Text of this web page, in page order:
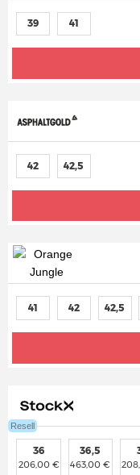
39 41
42 42,5
41 42 42,5
Resell
36
206,00 €
36,5
463,00 €